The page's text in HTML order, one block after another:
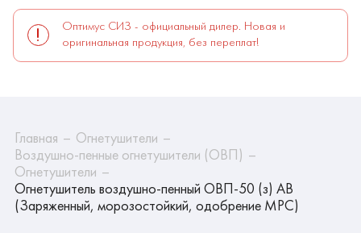
Оптимус СИЗ - официальный дилер. Новая и
оригинальная продукция, без переплат!
Главная
Огнетушители
Воздушно-пенные огнетушители (ОВП)
Огнетушители
Огнетушитель воздушно-пенный ОВП-50 (з) АВ
(Заряженный, морозостойкий, одобрение МРС)